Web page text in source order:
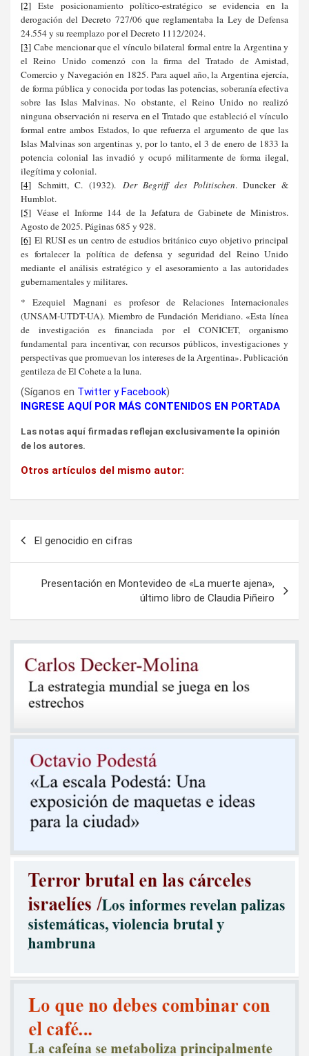
[2] Este posicionamiento político-estratégico se evidencia en la
derogación del Decreto 727/06 que reglamentaba la Ley de Defensa
24.554 y su reemplazo por el Decreto 1112/2024.
[3] Cabe mencionar que el vínculo bilateral formal entre la Argentina y
el Reino Unido comenzó con la firma del Tratado de Amistad,
Comercio y Navegación en 1825. Para aquel año, la Argentina ejercía,
de forma pública y conocida por todas las potencias, soberanía efectiva
sobre las Islas Malvinas. No obstante, el Reino Unido no realizó
ninguna observación ni reserva en el Tratado que estableció el vínculo
formal entre ambos Estados, lo que refuerza el argumento de que las
Islas Malvinas son argentinas y, por lo tanto, el 3 de enero de 1833 la
potencia colonial las invadió y ocupó militarmente de forma ilegal,
ilegítima y colonial.
[4] Schmitt, C. (1932). Der Begriff des Politischen. Duncker &
Humblot.
[5] Véase el Informe 144 de la Jefatura de Gabinete de Ministros.
Agosto de 2025. Páginas 685 y 928.
[6] El RUSI es un centro de estudios británico cuyo objetivo principal
es fortalecer la política de defensa y seguridad del Reino Unido
mediante el análisis estratégico y el asesoramiento a las autoridades
gubernamentales y militares.
* Ezequiel Magnani es profesor de Relaciones Internacionales
(UNSAM-UTDT-UA). Miembro de Fundación Meridiano. «Esta línea
de investigación es financiada por el CONICET, organismo
fundamental para incentivar, con recursos públicos, investigaciones y
perspectivas que promuevan los intereses de la Argentina». Publicación
gentileza de El Cohete a la luna.
(Síganos en Twitter yFacebook)
INGRESE AQUÍ POR MÁS CONTENIDOS EN PORTADA
Las notas aquí firmadas reflejan exclusivamente la opinión
de los autores.
Otros artículos del mismo autor:
entradas
El genocidio en cifras
Presentación en Montevideo de «La muerte ajena»,
último libro de Claudia Piñeiro